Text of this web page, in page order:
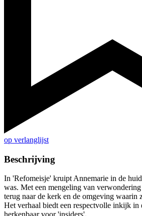
op verlanglijst
Beschrijving
In 'Refomeisje' kruipt Annemarie in de
was. Met een mengeling van
terug naar de kerk en de omgeving waarin
Het verhaal biedt een respectvolle inkijk in